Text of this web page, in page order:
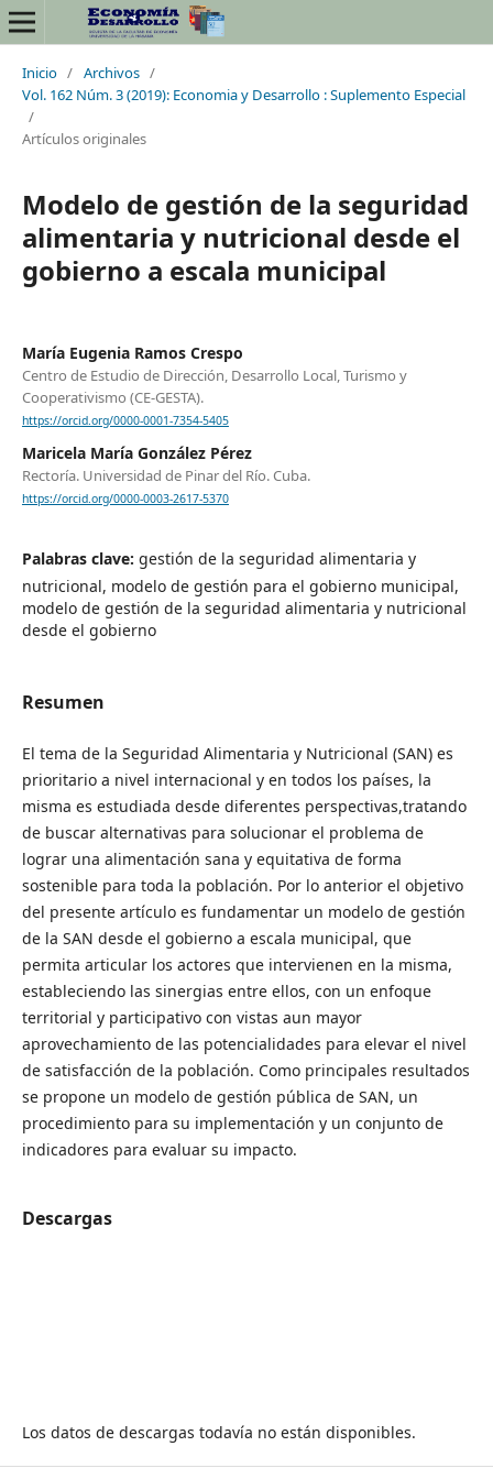
Inicio / Archivos /
Vol. 162 Núm. 3 (2019): Economia y Desarrollo : Suplemento Especial
/
Artículos originales
Modelo de gestión de la seguridad
alimentaria y nutricional desde el
gobierno a escala municipal
María Eugenia Ramos Crespo
Centro de Estudio de Dirección, Desarrollo Local, Turismo y
Cooperativismo (CE-GESTA).
https://orcid.org/0000-0001-7354-5405
Maricela María González Pérez
Rectoría. Universidad de Pinar del Río. Cuba.
https://orcid.org/0000-0003-2617-5370
Palabras clave: gestión de la seguridad alimentaria y
nutricional, modelo de gestión para el gobierno municipal,
modelo de gestión de la seguridad alimentaria y nutricional
desde el gobierno
Resumen
El tema de la Seguridad Alimentaria y Nutricional (SAN) es
prioritario a nivel internacional y en todos los países, la
misma es estudiada desde diferentes perspectivas,tratando
de buscar alternativas para solucionar el problema de
lograr una alimentación sana y equitativa de forma
sostenible para toda la población. Por lo anterior el objetivo
del presente artículo es fundamentar un modelo de gestión
de la SAN desde el gobierno a escala municipal, que
permita articular los actores que intervienen en la misma,
estableciendo las sinergias entre ellos, con un enfoque
territorial y participativo con vistas aun mayor
aprovechamiento de las potencialidades para elevar el nivel
de satisfacción de la población. Como principales resultados
se propone un modelo de gestión pública de SAN, un
procedimiento para su implementación y un conjunto de
indicadores para evaluar su impacto.
Descargas
Los datos de descargas todavía no están disponibles.